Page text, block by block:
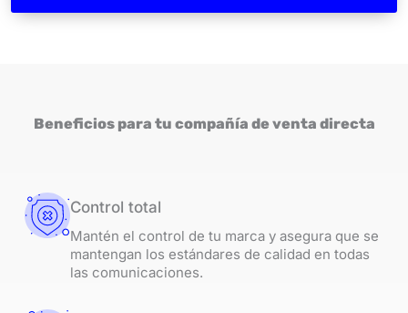
Beneficios para tu compañía de venta directa
Control total
Mantén el control de tu marca y asegura que se
mantengan los estándares de calidad en todas
las comunicaciones.